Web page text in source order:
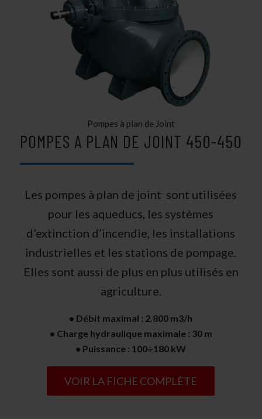
Pompes à plan de Joint
POMPES A PLAN DE JOINT 450-450
Les pompes à plan de joint sont utilisées
pour les aqueducs, les systèmes
d’extinction d’incendie, les installations
industrielles et les stations de pompage.
Elles sont aussi de plus en plus utilisés en
agriculture.
• Débit maximal : 2.800 m3/h
• Charge hydraulique maximale : 30 m
• Puissance : 100÷180 kW
VOIR LA FICHE COMPLÈTE